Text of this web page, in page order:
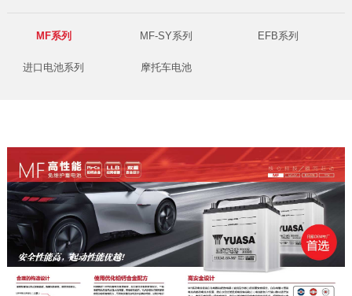
MF系列 MF-SY系列 EFB系列
进口电池系列 摩托车电池